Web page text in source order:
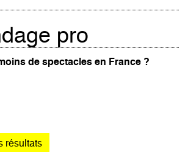
pro
de spectacles en France ?